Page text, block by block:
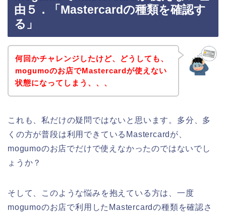
由５．「Mastercardの種類を確認す
る」
何回かチャレンジしたけど、どうしても、
mogumoのお店でMastercardが使えない
状態になってしまう、、、
これも、私だけの疑問ではないと思います。多分、多
くの方が普段は利用できているMastercardが、
mogumoのお店でだけで使えなかったのではないでし
ょうか？
そして、このような悩みを抱えている方は、一度
mogumoのお店で利用したMastercardの種類を確認さ